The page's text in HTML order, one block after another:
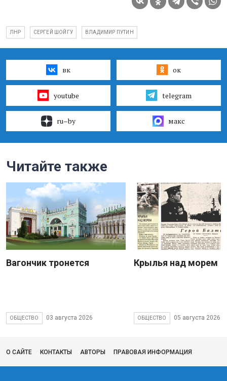
ЛНР СЕРГЕЙ ШОЙГУ ВЛАДИМИР ПУТИН
вк ок
youtube telegram
ru–by макс
Читайте также
Вагончик тронется
ОБЩЕСТВО 03 августа 2026
Крылья над морем
ОБЩЕСТВО 05 августа 2026
О САЙТЕ КОНТАКТЫ АВТОРЫ ПРАВОВАЯ ИНФОРМАЦИЯ